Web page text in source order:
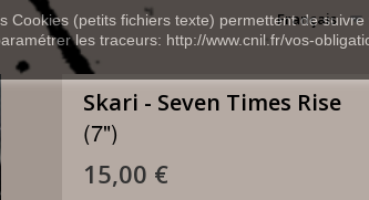
Cookies (petits fichiers texte) permettent de suivre
les traceurs: http://www.cnil.fr/vos-
Français
Skari - Seven Times Rise
(7")
15,00 €